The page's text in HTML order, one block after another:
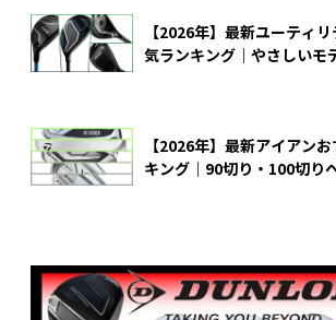
【2026年】最新ユーティ
気ランキング｜やさしいモ
【2026年】最新アイアン
キング｜90切り・100切り